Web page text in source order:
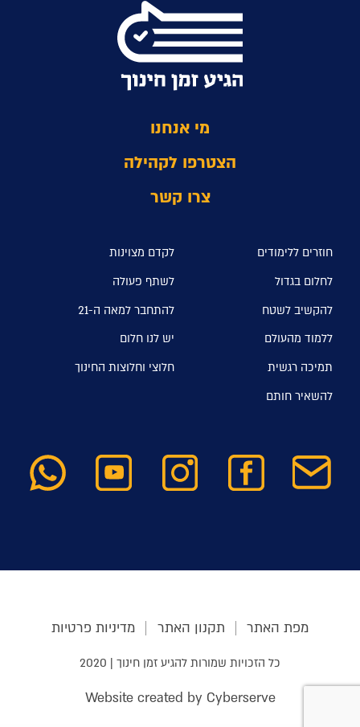
מי אנחנו
הצטרפו לקהילה
צרו קשר
חוזרים ללימודים
לקדם מצוינות
לחלום בגדול
לשתף פעולה
להקשיב לשטח
להתחבר למאה ה-21
ללמוד מהעולם
יש לנו חלום
תמיכה רגשית
חלוצי וחלוצות החינוך
להשאיר חותם
מפת האתר תקנון האתר מדיניות פרטיות
כל הזכויות שמורות להגיע זמן חינוך | 2020
Website created by Cyberserve